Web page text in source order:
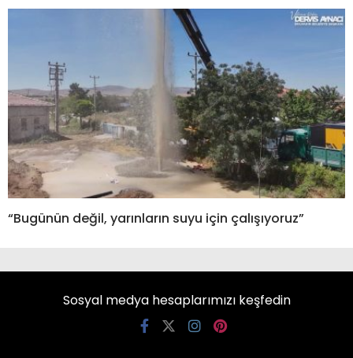
“Bugünün değil, yarınların suyu için çalışıyoruz”
Sosyal medya hesaplarımızı keşfedin